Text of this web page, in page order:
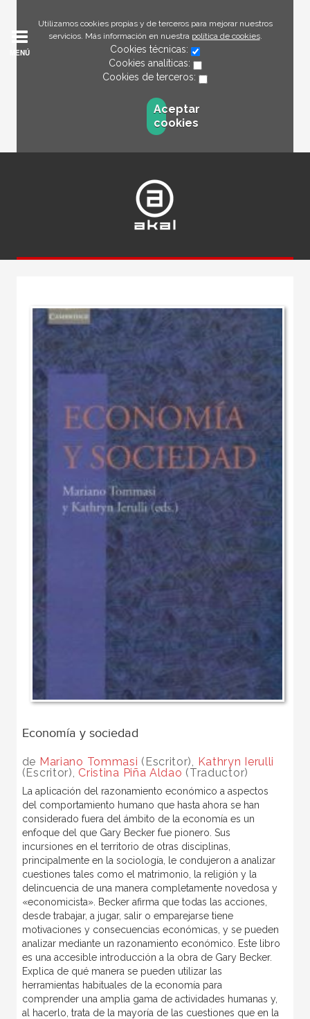
Utilizamos cookies propias y de terceros para mejorar nuestros
servicios. Más información en nuestra política de cookies.
Cookies técnicas:
Cookies analíticas:
Cookies de terceros:
Aceptar
cookies
MENÚ
Economía y sociedad
de Mariano Tommasi (Escritor), Kathryn Ierulli
(Escritor), Cristina Piña Aldao (Traductor)
La aplicación del razonamiento económico a aspectos
del comportamiento humano que hasta ahora se han
considerado fuera del ámbito de la economía es un
enfoque del que Gary Becker fue pionero. Sus
incursiones en el territorio de otras disciplinas,
principalmente en la sociología, le condujeron a analizar
cuestiones tales como el matrimonio, la religión y la
delincuencia de una manera completamente novedosa y
«economicista». Becker afirma que todas las acciones,
desde trabajar, a jugar, salir o emparejarse tiene
motivaciones y consecuencias económicas, y se pueden
analizar mediante un razonamiento económico. Este libro
es una accesible introducción a la obra de Gary Becker.
Explica de qué manera se pueden utilizar las
herramientas habituales de la economía para
comprender una amplia gama de actividades humanas y,
al hacerlo, trata de la mayoría de las cuestiones que en la